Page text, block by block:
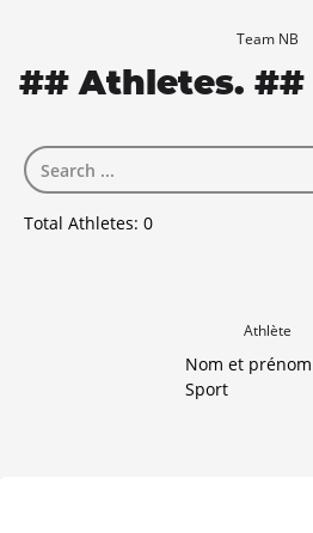
Team NB
## Athletes. ##
Total Athletes: 0
Athlète
Nom et prénom
Sport